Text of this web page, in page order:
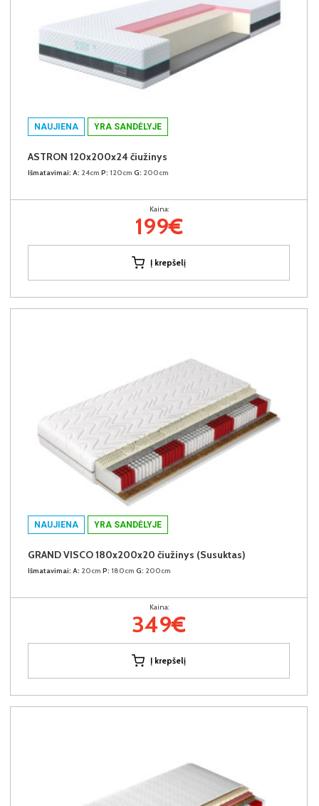
NAUJIENA YRA SANDĖLYJE
ASTRON 120x200x24 čiužinys
Išmatavimai: A: 24cm P: 120cm G: 200cm
Kaina:
199€
Į krepšelį
NAUJIENA YRA SANDĖLYJE
GRAND VISCO 180x200x20 čiužinys (Susuktas)
Išmatavimai: A: 20cm P: 180cm G: 200cm
Kaina:
349€
Į krepšelį